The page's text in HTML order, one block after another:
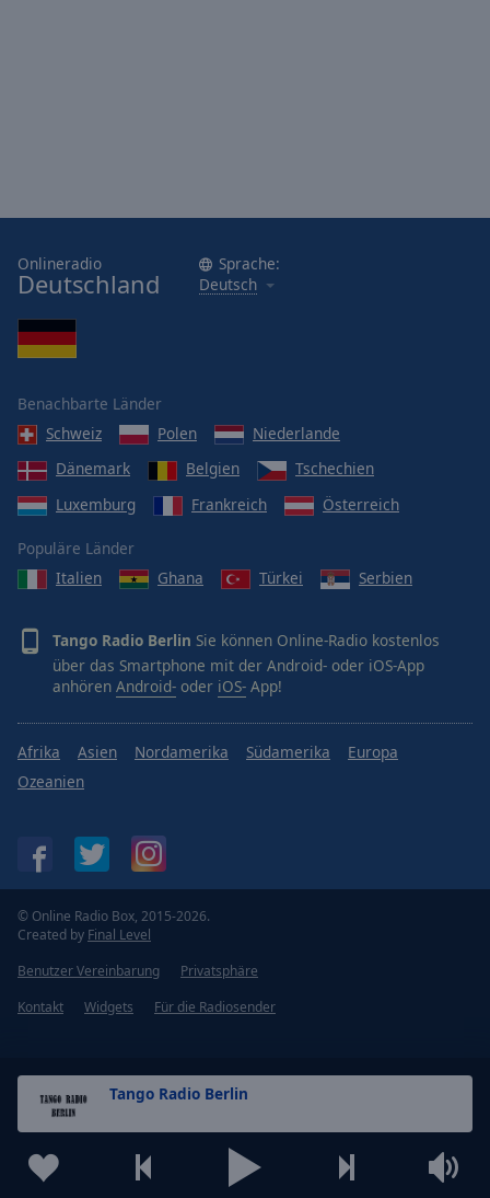
Tango Radio Berlin
Onlineradio
Deutschland
Sprache:
Deutsch
Benachbarte Länder
Schweiz
Polen
Niederlande
Dänemark
Belgien
Tschechien
Luxemburg
Frankreich Österreich
Populäre Länder
Italien
Ghana Türkei Serbien
Tango Radio Berlin Sie können Online-Radio kostenlos
über das Smartphone mit der Android- oder iOS-App
anhören Android- oder iOS- App!
Afrika Asien Nordamerika Südamerika
Europa
Ozeanien
© Online Radio Box, 2015-2026.
Created by Final Level
Benutzer Vereinbarung
Privatsphäre
Kontakt
Widgets Für die Radiosender